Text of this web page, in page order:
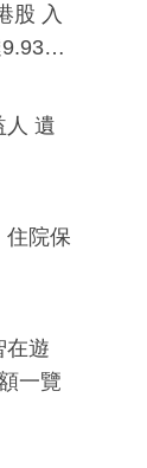
股 入
人 遺
住院保
在遊
一覽